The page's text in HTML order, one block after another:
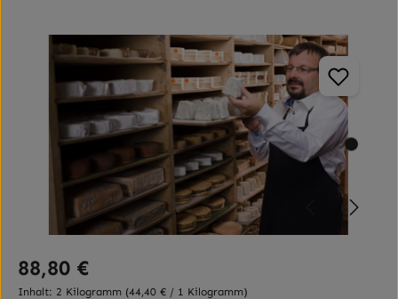
Bildergalerie überspringen
Regulärer Preis:
88,80 €
Inhalt: 2 Kilogramm (44,40 € / 1 Kilogramm)